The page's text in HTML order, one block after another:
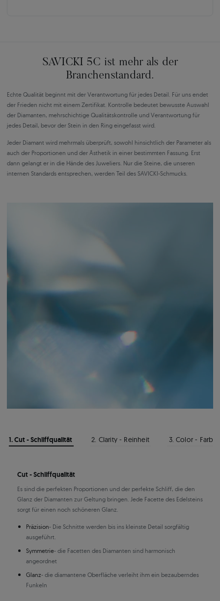
SAVICKI 5C ist mehr als der
Branchenstandard.
Echte Qualität beginnt mit der Verantwortung für jedes Detail. Für uns endet
der Frieden nicht mit einem Zertifikat. Kontrolle bedeutet bewusste Auswahl
der Diamanten, mehrschichtige Qualitätskontrolle und Verantwortung für
jedes Detail, bevor der Stein in den Ring eingefasst wird.
Jeder Diamant wird mehrmals überprüft, sowohl hinsichtlich der Parameter als
auch der Proportionen und der Ästhetik in einer bestimmten Fassung. Erst
dann gelangt er in die Hände des Juweliers. Nur die Steine, die unseren
internen Standards entsprechen, werden Teil des SAVICKI-Schmucks.
1. Cut - Schliffqualität 2. Clarity - Reinheit 3. Color - Farbe
Cut - Schliffqualität
Es sind die perfekten Proportionen und der perfekte Schliff, die den
Glanz der Diamanten zur Geltung bringen. Jede Facette des Edelsteins
sorgt für einen noch schöneren Glanz.
Präzision- Die Schnitte werden bis ins kleinste Detail sorgfältig
ausgeführt.
Symmetrie- die Facetten des Diamanten sind harmonisch
angeordnet
Glanz- die diamantene Oberfläche verleiht ihm ein bezauberndes
Funkeln